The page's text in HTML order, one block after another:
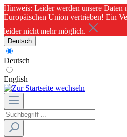
Hinweis: Leider werden unsere Daten
Europäischen Union vertrieben! Ein
leider nicht mehr möglich.
Deutsch
Deutsch
English